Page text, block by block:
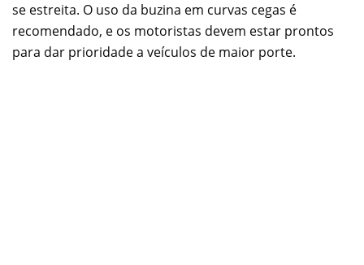
se estreita. O uso da buzina em curvas cegas é
recomendado, e os motoristas devem estar prontos
para dar prioridade a veículos de maior porte.